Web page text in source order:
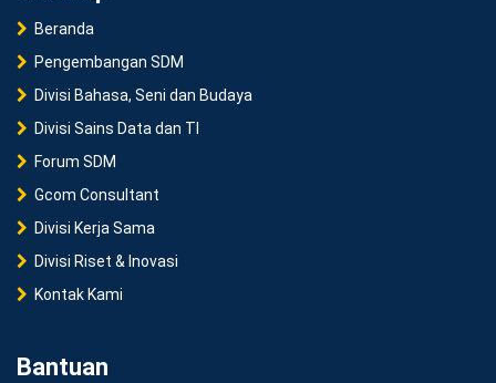
Beranda
Pengembangan SDM
Divisi Bahasa, Seni dan Budaya
Divisi Sains Data dan TI
Forum SDM
Gcom Consultant
Divisi Kerja Sama
Divisi Riset & Inovasi
Kontak Kami
Bantuan